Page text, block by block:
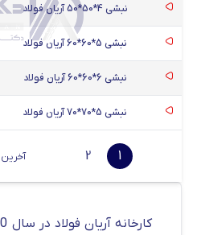
نبشی 4*50*50 آریان فولاد
نبشی 5*60*60 آریان فولاد
نبشی 6*60*60 آریان فولاد
نبشی 5*70*70 آریان فولاد
1
2 آخرین